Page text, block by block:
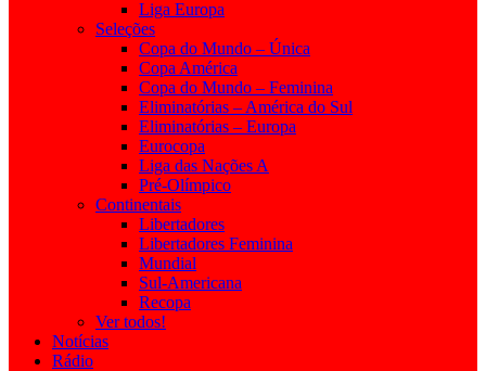
Liga Europa
Seleções
Copa do Mundo – Única
Copa América
Copa do Mundo – Feminina
Eliminatórias – América do Sul
Eliminatórias – Europa
Eurocopa
Liga das Nações A
Pré-Olímpico
Continentais
Libertadores
Libertadores Feminina
Mundial
Sul-Americana
Recopa
Ver todos!
Notícias
Rádio